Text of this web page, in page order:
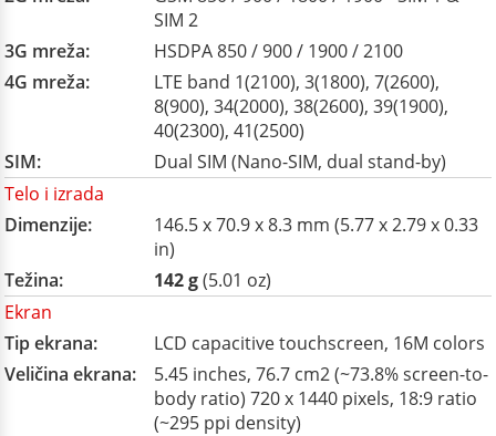
SIM 2
3G mreža:
HSDPA 850 / 900 / 1900 / 2100
4G mreža:
LTE band 1(2100), 3(1800), 7(2600),
8(900), 34(2000), 38(2600), 39(1900),
40(2300), 41(2500)
SIM:
Dual SIM (Nano-SIM, dual stand-by)
Telo i izrada
Dimenzije:
146.5 x 70.9 x 8.3 mm (5.77 x 2.79 x 0.33
in)
Težina:
142 g(5.01 oz)
Ekran
Tip ekrana:
LCD capacitive touchscreen, 16M colors
Veličina ekrana:
5.45 inches, 76.7 cm2 (~73.8% screen-to-
body ratio) 720 x 1440 pixels, 18:9 ratio
(~295 ppi density)